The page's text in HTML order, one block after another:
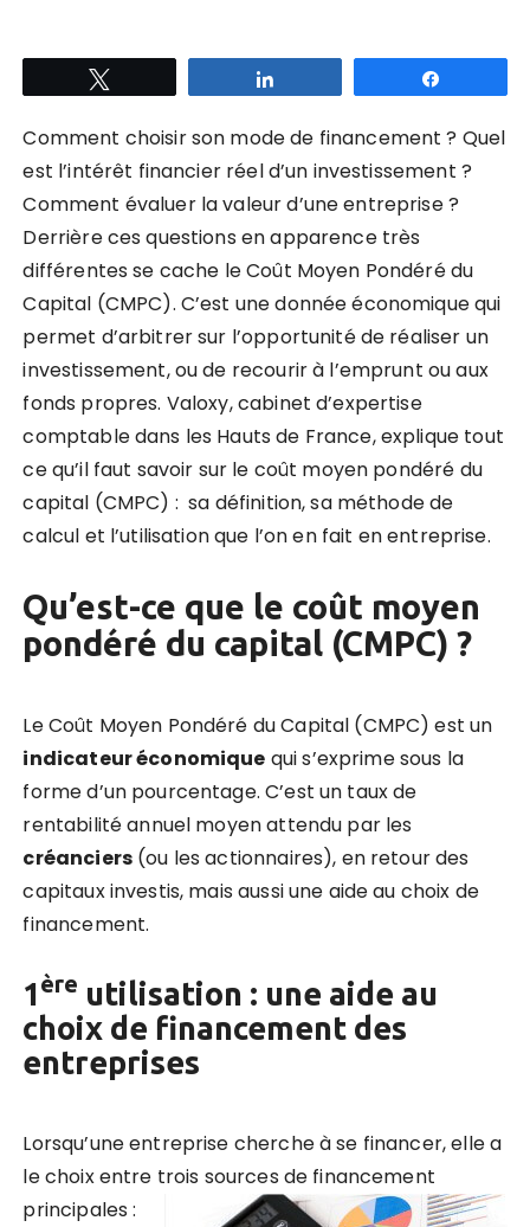
Comment choisir son mode de financement ? Quel
est l’intérêt financier réel d’un investissement ?
Comment évaluer la valeur d’une entreprise ?
Derrière ces questions en apparence très
différentes se cache le Coût Moyen Pondéré du
Capital (CMPC). C’est une donnée économique qui
permet d’arbitrer sur l’opportunité de réaliser un
investissement, ou de recourir à l’emprunt ou aux
fonds propres. Valoxy, cabinet d’expertise
comptable dans les Hauts de France, explique tout
ce qu’il faut savoir sur le coût moyen pondéré du
capital (CMPC) : sa définition, sa méthode de
calcul et l’utilisation que l’on en fait en entreprise.
Qu’est-ce que le coût moyen
pondéré du capital (CMPC) ?
Le Coût Moyen Pondéré du Capital (CMPC) est un
indicateur économique qui s’exprime sous la
forme d’un pourcentage. C’est un taux de
rentabilité annuel moyen attendu par les
créanciers(ou les actionnaires), en retour des
capitaux investis, mais aussi une aide au choix de
financement.
1ère utilisation : une aide au
choix de financement des
entreprises
Lorsqu’une entreprise cherche à se financer, elle a
le choix entre trois sources de financement
principales :